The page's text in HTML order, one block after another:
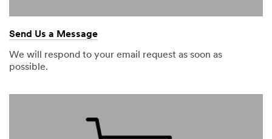
Send Us a Message
We will respond to your email request as soon as
possible.